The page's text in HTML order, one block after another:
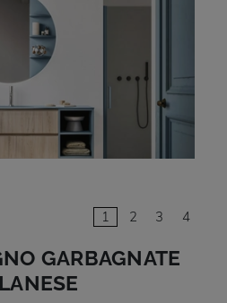
1 2 3 4
GARBAGNATE